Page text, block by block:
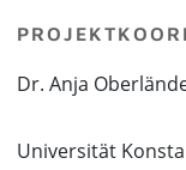
Dr. Anja
Universität